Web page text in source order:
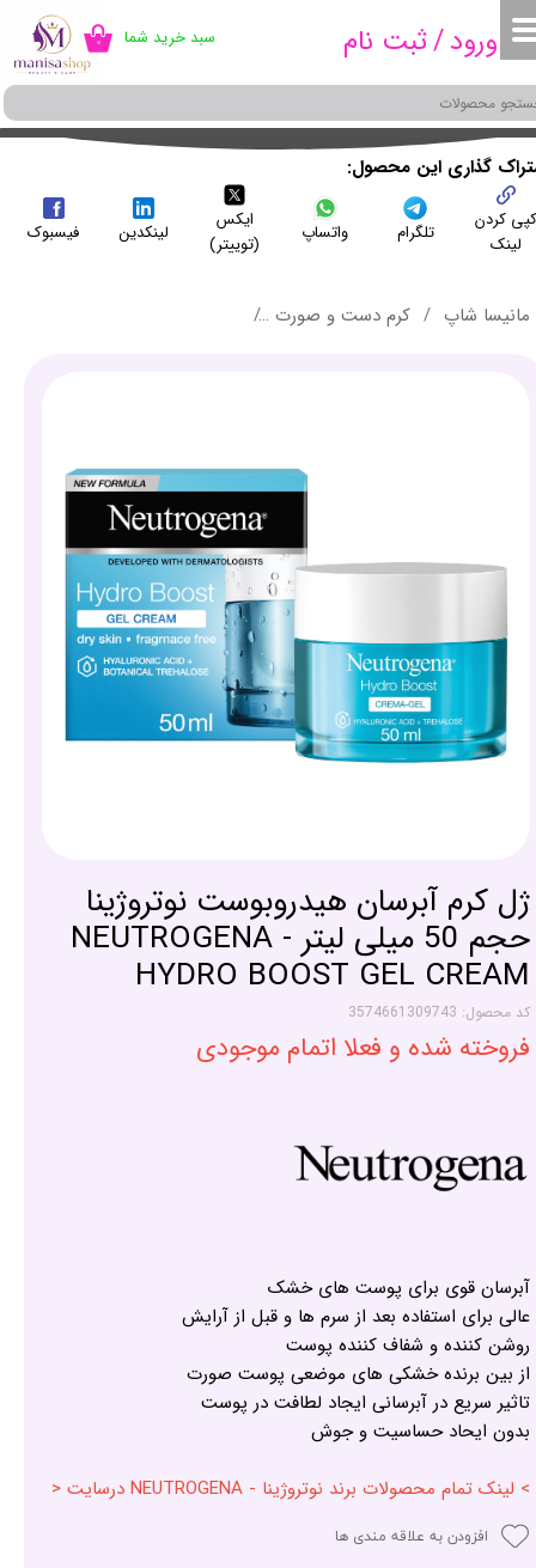
ورود/ثبت نامحساب کاربری من
تغییر گذر واژه
سفارشات
خروج از حساب کاربری
۰ سبد خرید شما
مانیسا شاپ کرم دست و صورت
ژل کرم آبرسان هیدروبوست نوتروژینا
حجم 50 میلی لیتر - NEUTROGENA
HYDRO BOOST GEL CREAM
کد محصول: 3574661309743
فروخته شده و فعلا اتمام موجودی
آبرسان قوی برای پوست های خشک
عالی برای استفاده بعد از سرم ها و قبل از آرایش
روشن کننده و شفاف کننده پوست
از بین برنده خشکی های موضعی پوست صورت
تاثیر سریع در آبرسانی ایجاد لطافت در پوست
بدون ایحاد حساسیت و جوش
> لینک تمام محصولات برند نوتروژینا - NEUTROGENA درسایت <
افزودن به علاقه مندی ها
کردن
لینک
تلگرام واتساپ
ایکس
(توییتر)
لینکدین فیسبوک
گذاری این محصول